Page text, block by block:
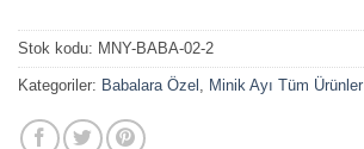
Stok kodu: MNY-BABA-02-2
Kategoriler: Babalara Özel Minik Ayı Tüm Ürünler